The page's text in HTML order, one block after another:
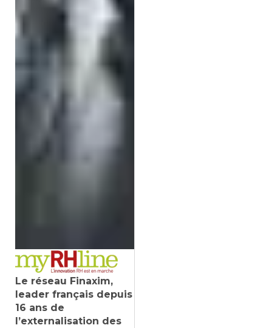
Le réseau Finaxim,
leader français depuis
16 ans de
l’externalisation des